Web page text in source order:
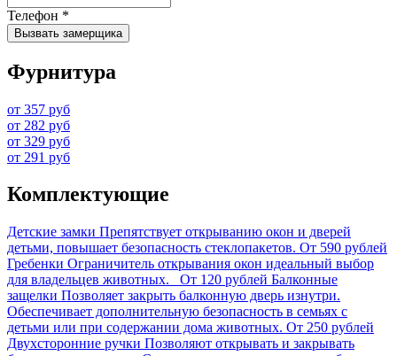
Телефон *
Вызвать замерщика
Фурнитура
от 357 руб
от 282 руб
от 329 руб
от 291 руб
Комплектующие
Детские замки Препятствует открыванию окон и дверей
детьми, повышает безопасность стеклопакетов. От 590 рублей
Гребенки Ограничитель открывания окон идеальный выбор
для владельцев животных. От 120 рублей Балконные
защелки Позволяет закрыть балконную дверь изнутри.
Обеспечивает дополнительную безопасность в семьях с
детьми или при содержании дома животных. От 250 рублей
Двухсторонние ручки Позволяют открывать и закрывать